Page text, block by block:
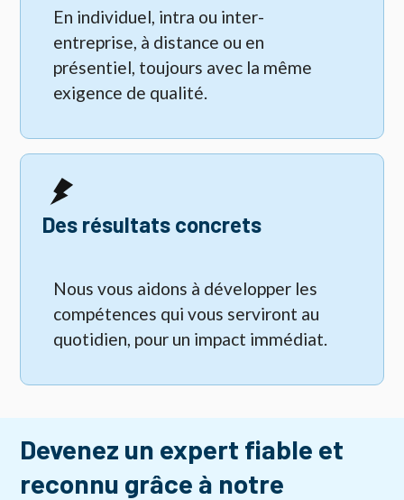
En individuel, intra ou inter-
entreprise, à distance ou en
présentiel, toujours avec la même
exigence de qualité.
Des résultats concrets
Nous vous aidons à développer les
compétences qui vous serviront au
quotidien, pour un impact immédiat.
Devenez un expert fiable et
reconnu grâce à notre